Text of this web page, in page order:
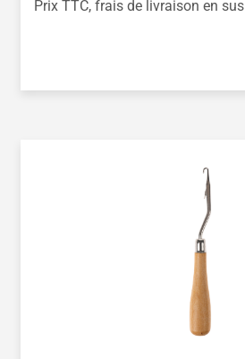
Prix TTC, frais de livraison en sus